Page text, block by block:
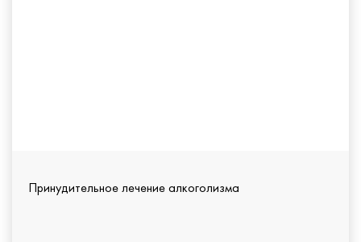
Принудительное лечение алкоголизма